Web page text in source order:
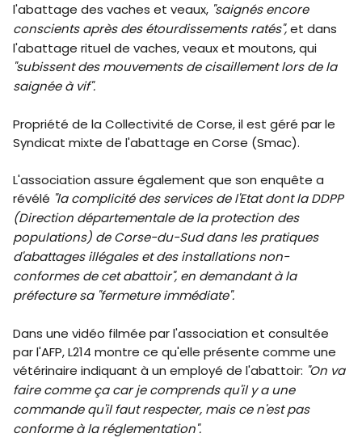
l'abattage des vaches et veaux, "saignés encore
conscients après des étourdissements ratés",et dans
l'abattage rituel de vaches, veaux et moutons, qui
"subissent des mouvements de cisaillement lors de la
saignée à vif".
Propriété de la Collectivité de Corse, il est géré par le
Syndicat mixte de l'abattage en Corse (Smac).
L'association assure également que son enquête a
révélé "la complicité des services de l'Etat dont la DDPP
(Direction départementale de la protection des
populations) de Corse-du-Sud dans les pratiques
d'abattages illégales et des installations non-
conformes de cet abattoir", en demandant à la
préfecture sa "fermeture immédiate".
Dans une vidéo filmée par l'association et consultée
par l'AFP, L214 montre ce qu'elle présente comme une
vétérinaire indiquant à un employé de l'abattoir: "On va
faire comme ça car je comprends qu'il y a une
commande qu'il faut respecter, mais ce n'est pas
conforme à la réglementation".